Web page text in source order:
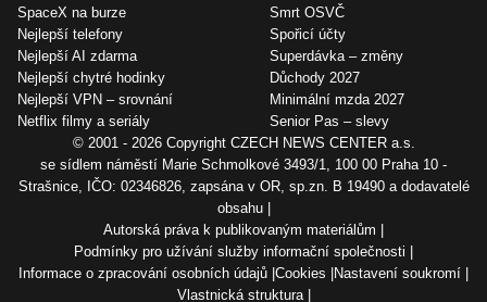
SpaceX na burze
Nejlepší telefony
Nejlepší AI zdarma
Nejlepší chytré hodinky
Nejlepší VPN – srovnání
Netflix filmy a seriály
Smrt OSVČ
Spořicí účty
Superdávka – změny
Důchody 2027
Minimální mzda 2027
Senior Pas – slevy
© 2001 - 2026 Copyright CZECH NEWS CENTER a.s.
se sídlem náměstí Marie Schmolkové 3493/1, 100 00 Praha 10 -
Strašnice, IČO: 02346826, zapsána v OR, sp.zn. B 19490 a dodavatelé
obsahu
Autorská práva k publikovaným materiálům
Podmínky pro užívání služby informační společnosti
Informace o zpracování osobních údajů Cookies
Nastavení soukromí
Vlastnická struktura